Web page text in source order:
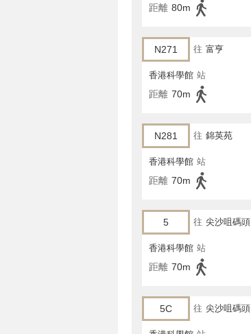
距離 80m
N271 往 富亨
香港科學館 站
距離 70m
N281 往 錦英苑
香港科學館 站
距離 70m
5 往 尖沙咀碼頭
香港科學館 站
距離 70m
5C 往 尖沙咀碼頭